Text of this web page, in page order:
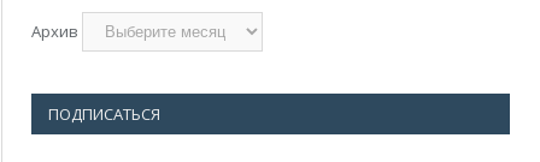
Архив
ПОДПИСАТЬСЯ